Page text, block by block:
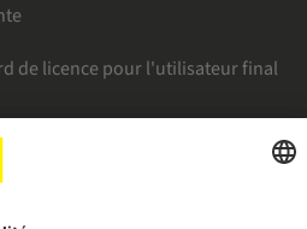
de licence pour l'utilisateur final